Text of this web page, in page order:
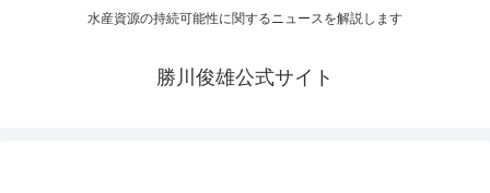
水産資源の持続可能性に関するニュースを解説します
勝川俊雄公式サイト